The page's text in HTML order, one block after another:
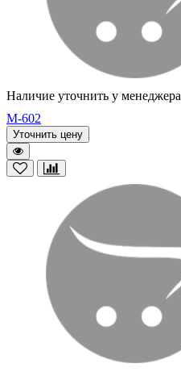
Наличие уточнить у менеджера
M-602
Уточнить цену